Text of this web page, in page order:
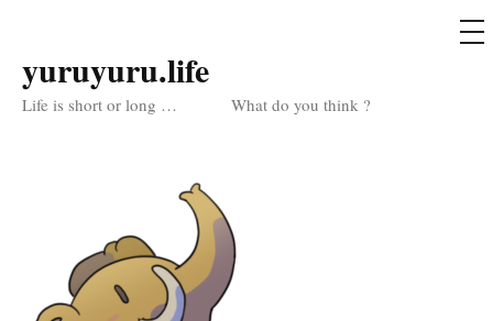
コ
ン
yuruyuru.life
Life is short or long … What do you think ?
メ
ニ